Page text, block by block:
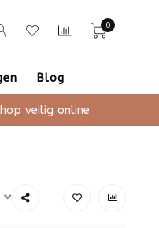
0
Blog
veilig online